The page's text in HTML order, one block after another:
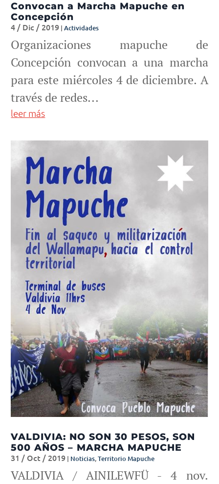
Convocan a Marcha Mapuche en
Concepción
4 / Dic / 2019 |Actividades
Organizaciones mapuche de
Concepción convocan a una marcha
para este miércoles 4 de diciembre. A
través de redes...
leer más
VALDIVIA: NO SON 30 PESOS, SON
500 AÑOS – MARCHA MAPUCHE
31 / Oct / 2019 | Noticias,Territorio Mapuche
VALDIVIA / AINILEWFÜ - 4 nov.